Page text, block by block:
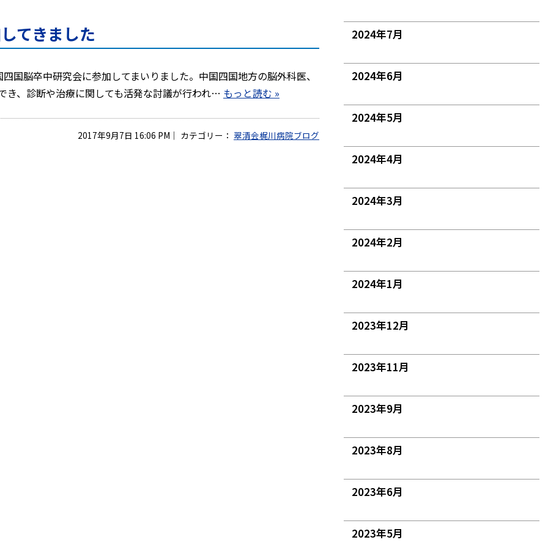
てきました
国脳卒中研究会に参加してまいりました。中国四国地方の脳外科医、
き、診断や治療に関しても活発な討議が行われ… もっと読む »
2017年9月7日 16:06 PM ｜ カテゴリー： 翠清会梶川病院ブログ
2024年7月
2024年6月
2024年5月
2024年4月
2024年3月
2024年2月
2024年1月
2023年12月
2023年11月
2023年9月
2023年8月
2023年6月
2023年5月